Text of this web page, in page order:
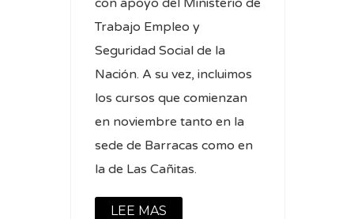
Trabajo Empleo y
Seguridad Social de la
Nación. A su vez, incluimos
los cursos que comienzan
en noviembre tanto en la
sede de Barracas como en
la de Las Cañitas.
LEE MAS